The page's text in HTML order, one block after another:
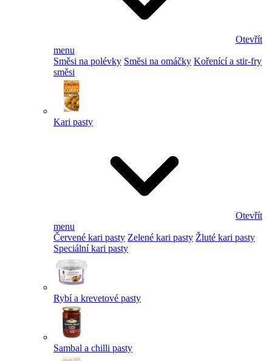
Otevřít
menu
Směsi na polévky Směsi na omáčky Kořenící a stir-fry
směsi
Kari pasty
Otevřít
menu
Červené kari pasty Zelené kari pasty Žluté kari pasty
Speciální kari pasty
Rybí a krevetové pasty
Sambal a chilli pasty